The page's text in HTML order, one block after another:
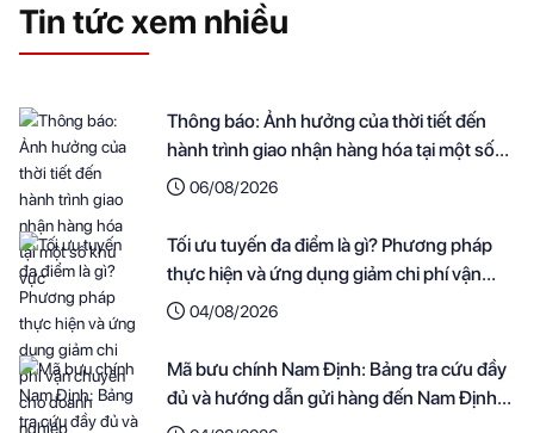
Tin tức xem nhiều
Thông báo: Ảnh hưởng của thời tiết đến
hành trình giao nhận hàng hóa tại một số
khu vực
06/08/2026
Tối ưu tuyến đa điểm là gì? Phương pháp
thực hiện và ứng dụng giảm chi phí vận
chuyển cho doanh nghiệp
04/08/2026
Mã bưu chính Nam Định: Bảng tra cứu đầy
đủ và hướng dẫn gửi hàng đến Nam Định
nhanh nhất